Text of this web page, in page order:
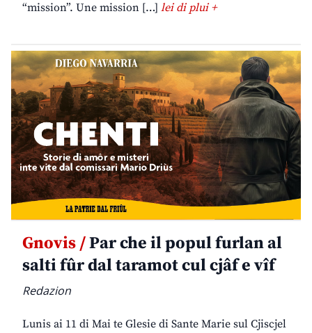
“mission”. Une mission […] lei di plui +
Gnovis /Par che il popul furlan al
salti fûr dal taramot cul cjâf e vîf
Redazion
Lunis ai 11 di Mai te Glesie di Sante Marie sul Cjiscjel